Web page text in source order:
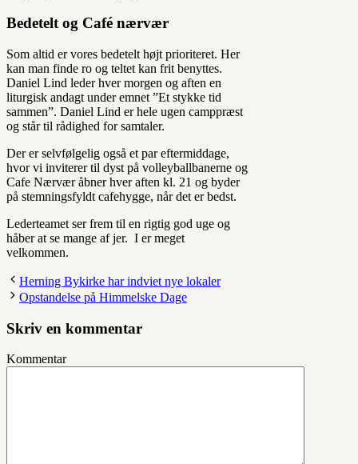
Bedetelt og Café nærvær
Som altid er vores bedetelt højt prioriteret. Her
kan man finde ro og teltet kan frit benyttes.
Daniel Lind leder hver morgen og aften en
liturgisk andagt under emnet ”Et stykke tid
sammen”. Daniel Lind er hele ugen camppræst
og står til rådighed for samtaler.
Der er selvfølgelig også et par eftermiddage,
hvor vi inviterer til dyst på volleyballbanerne og
Cafe Nærvær åbner hver aften kl. 21 og byder
på stemningsfyldt cafehygge, når det er bedst.
Lederteamet ser frem til en rigtig god uge og
håber at se mange af jer. I er meget
velkommen.
Herning Bykirke har indviet nye lokaler
Opstandelse på Himmelske Dage
Skriv en kommentar
Kommentar